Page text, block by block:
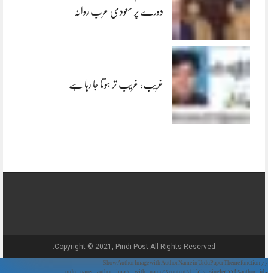
دورے پر سعودی عرب روانہ
غریب، غریب تر ہوتا جا رہا ہے
Copyright © 2021, Pindi Post All Rights Reserved.
// Show Author Image with Author Name in UrduPaper Theme function
urdu_paper_author_image_with_name($content) { if (is_single()) { $author_id =